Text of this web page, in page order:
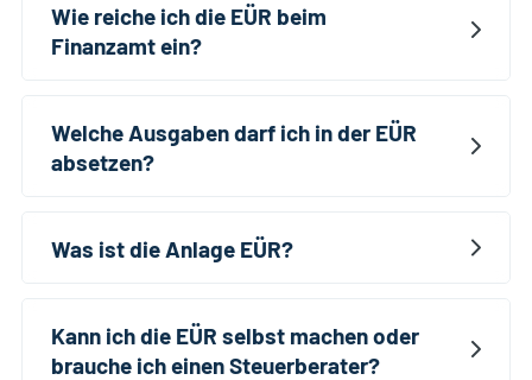
Wie reiche ich die EÜR beim
Finanzamt ein?
Welche Ausgaben darf ich in der EÜR
absetzen?
Was ist die Anlage EÜR?
Kann ich die EÜR selbst machen oder
brauche ich einen Steuerberater?